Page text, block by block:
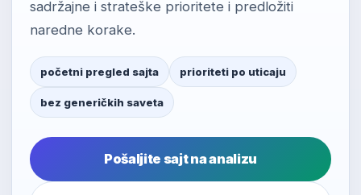
sadržajne i strateške prioritete i predložiti
naredne korake.
početni pregled sajta prioriteti po uticaju
bez generičkih saveta
Pošaljite sajt na analizu